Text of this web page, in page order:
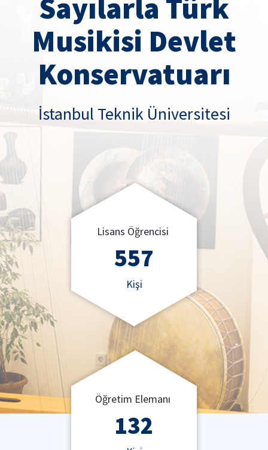
Sayılarla Türk
Musikisi Devlet
Konservatuarı
İstanbul Teknik Üniversitesi
Lisans Öğrencisi
557
Kişi
Öğretim Elemanı
132